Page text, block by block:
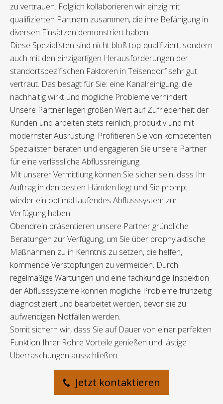
zu vertrauen. Folglich kollaborieren wir einzig mit
qualifizierten Partnern zusammen, die ihre Befähigung in
diversen Einsätzen demonstriert haben.
Diese Spezialisten sind nicht bloß top-qualifiziert, sondern
auch mit den einzigartigen Herausforderungen der
standortspezifischen Faktoren in Teisendorf sehr gut
vertraut. Das besagt für Sie: eine Kanalreinigung, die
nachhaltig wirkt und mögliche Probleme verhindert.
Unsere Partner legen großen Wert auf Zufriedenheit der
Kunden und arbeiten stets reinlich, produktiv und mit
modernster Ausrüstung. Profitieren Sie von kompetenten
Spezialisten beraten und engagieren Sie unsere Partner
für eine verlässliche Abflussreinigung.
Mit unserer Vermittlung können Sie sicher sein, dass Ihr
Auftrag in den besten Händen liegt und Sie prompt
wieder ein optimal laufendes Abflusssystem zur
Verfügung haben.
Obendrein präsentieren unsere Partner gründliche
Beratungen zur Verfügung, um Sie über prophylaktische
Maßnahmen zu in Kenntnis zu setzen, die helfen,
kommende Verstopfungen zu vermeiden. Durch
regelmäßige Wartungen und eine fachkundige Inspektion
der Abflusssysteme können mögliche Probleme frühzeitig
diagnostiziert und bearbeitet werden, bevor sie zu
aufwendigen Notfällen werden.
Somit sichern wir, dass Sie auf Dauer von einer perfekten
Funktion Ihrer Rohre Vorteile genießen und lästige
Überraschungen ausschließen.
Jetzt kontaktieren